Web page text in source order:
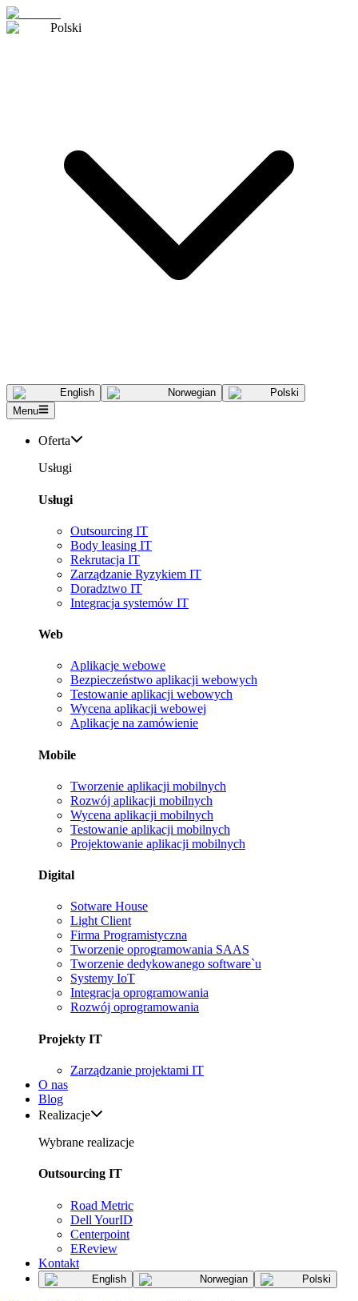
Polski
English Norwegian
Polski
Menu
Oferta
Usługi
Usługi
Outsourcing IT
Body leasing IT
Rekrutacja IT
Zarządzanie Ryzykiem IT
Doradztwo IT
Integracja systemów IT
Web
Aplikacje webowe
Bezpieczeństwo aplikacji webowych
Testowanie aplikacji webowych
Wycena aplikacji webowej
Aplikacje na zamówienie
Mobile
Tworzenie aplikacji mobilnych
Rozwój aplikacji mobilnych
Wycena aplikacji mobilnych
Testowanie aplikacji mobilnych
Projektowanie aplikacji mobilnych
Digital
Sotware House
Light Client
Firma Programistyczna
Tworzenie oprogramowania SAAS
Tworzenie dedykowanego software`u
Systemy IoT
Integracja oprogramowania
Rozwój oprogramowania
Projekty IT
Zarządzanie projektami IT
O nas
Blog
Realizacje
Wybrane realizacje
Outsourcing IT
Road Metric
Dell YourID
Centerpoint
EReview
Kontakt
English Norwegian Polski